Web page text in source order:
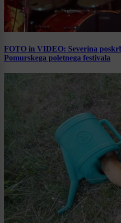
FOTO in VIDEO: Severina
Pomurskega poletnega festivala